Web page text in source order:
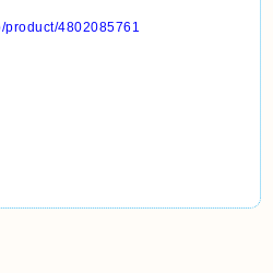
product/4802085761